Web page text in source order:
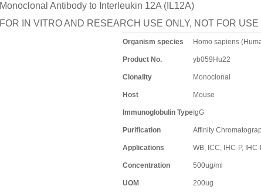
Monoclonal Antibody to Interleukin 12A (IL12A)
FOR IN VITRO AND RESEARCH USE ONLY, NOT FOR
Organism species Homo sapiens
Product No. yb059Hu22
Clonality Monoclonal
Host Mouse
Immunoglobulin TypeIgG
Purification Affinity
Applications WB, ICC, IHC-P,
Concentration 500ug/ml
UOM 200ug